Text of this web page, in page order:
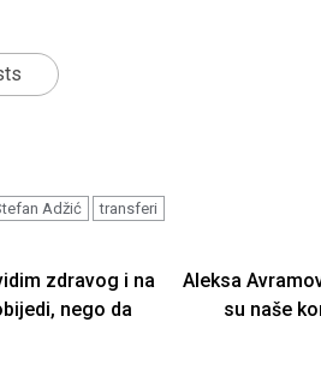
Adžić transferi
zdravog i na
nego da
Aleksa
su naše